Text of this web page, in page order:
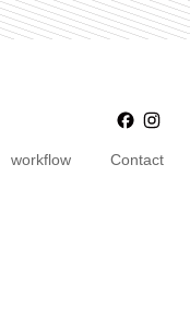
workflow Contact